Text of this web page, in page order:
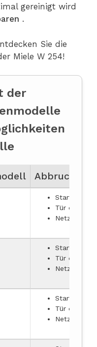
gereinigt wird
.
Sie die
Miele W 254!
der
Start/
Tür öffnen
Netzstecker
Start/
Tür öffnen
Netzstecker
Start/
Tür öffnen
Netzstecker